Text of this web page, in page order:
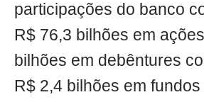
participações do banco
R$ 76,3 bilhões em
bilhões em debêntures
R$ 2,4 bilhões em fundos